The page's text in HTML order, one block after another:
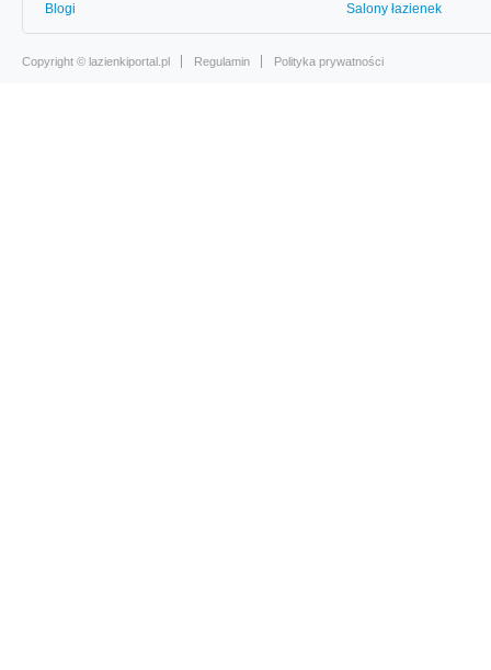
Blogi
Salony łazienek
Copyright © lazienkiportal.pl Regulamin Polityka prywatności